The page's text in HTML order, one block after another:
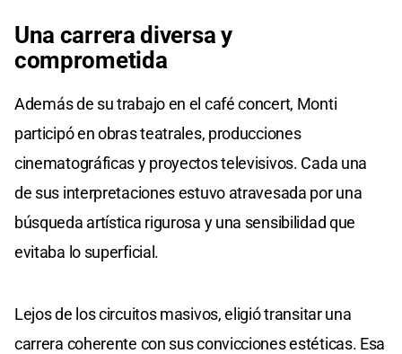
Una carrera diversa y
comprometida
Además de su trabajo en el café concert, Monti
participó en obras teatrales, producciones
cinematográficas y proyectos televisivos. Cada una
de sus interpretaciones estuvo atravesada por una
búsqueda artística rigurosa y una sensibilidad que
evitaba lo superficial.
Lejos de los circuitos masivos, eligió transitar una
carrera coherente con sus convicciones estéticas. Esa